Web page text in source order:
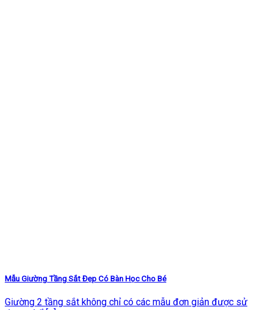
Mẫu Giường Tầng Sắt Đẹp Có Bàn Học Cho Bé
Giường 2 tầng sắt không chỉ có các mẫu đơn giản được sử